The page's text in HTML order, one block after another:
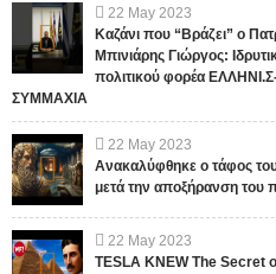
Κυνοκέφαλοι τα
ανθρωπόμορφα
πλάσματα με κεφάλι
σκύλου
Συγκεκριμένα περί των
παράξενων όντων των Ινδιών
έχουμε αναφορές από τους
Σκύλακα (Γεωγράφο) ...
id :
22 May 2023
Καζάνι που “Βράζει” ο
Μπινιάρης Γιώργος:
πολιτικού φορέα
ΣΥΜΜΑΧΙΑ
22 May 2023
Ανακαλύφθηκε ο τάφος
μετά την αποξήρανση του
22 May 2023
TESLA KNEW The Secret